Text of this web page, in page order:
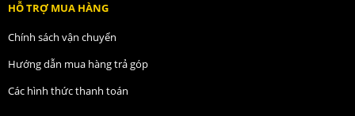
HỖ TRỢ MUA HÀNG
Chính sách vận chuyển
Hướng dẫn mua hàng trả góp
Các hình thức thanh toán